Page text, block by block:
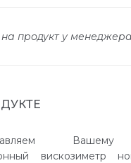
продукт у менеджера
Вашему
вискозиметр